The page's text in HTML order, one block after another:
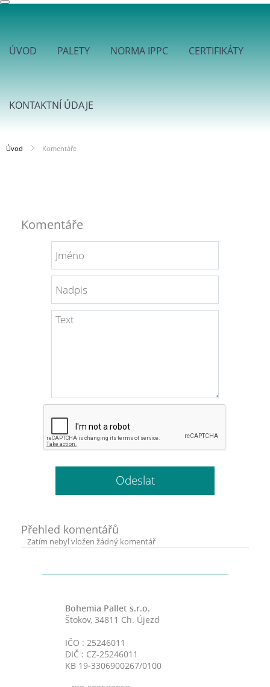
ÚVOD PALETY NORMA IPPC CERTIFIKÁTY
KONTAKTNÍ ÚDAJE
Úvod Komentáře
Komentáře
Přehled komentářů
Zatím nebyl vložen žádný komentář
Bohemia Pallet s.r.o.
Štokov, 34811 Ch. Újezd
IČO : 25246011
DIČ : CZ-25246011
KB 19-3306900267/0100